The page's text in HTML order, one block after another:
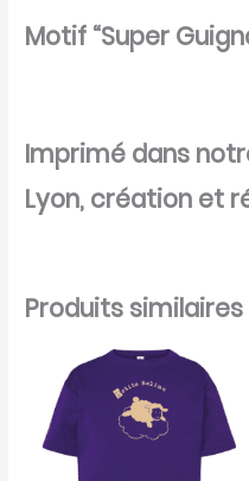
Motif “Super
Imprimé dans
Lyon, création et
Produits similaires